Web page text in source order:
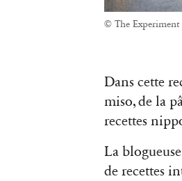
© The
Dans cette
miso, de la
recettes
La
de recettes